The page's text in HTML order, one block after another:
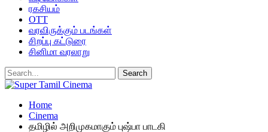
ரகசியம்
OTT
வரவிருக்கும் படங்கள்
சிறப்பு கட்டுரை
சினிமா வரலாறு
Home
Cinema
தமிழில் அறிமுகமாகும் புஷ்பா பாடகி